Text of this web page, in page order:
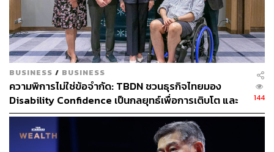
ทั้งนี้ KKP Research ยังเปิดเผยถึงแนวโน้มและปัจจัยเสี่ยง
ทางเศรษฐกิจที่ต้องจับตามองในปี 2565 คือ
แนวโน้มแรกคือ สถานการณ์โรคระบาดที่กระทบต่อระบบ
สาธารณสุขและเศรษฐกิจน่าจะค่อยๆ เปลี่ยนกลายเป็นโรค
ประจำถิ่น สัดส่วนของการฉีดวัคซีนที่เพิ่มสูงขึ้นทั้งในไทย
และต่างประเทศ ช่วยลดความรุนแรงของโรคและผลกระทบ
ของการระบาด ทำให้เศรษฐกิจเริ่มทยอยกลับสู่ภาวะปกติได้
มากขึ้น
BUSINESS / BUSINESS
ความพิการไม่ใช่ข้อจำกัด: TBDN ชวนธุรกิจไทยมอง
Disability Confidence เป็นกลยุทธ์เพื่อการเติบโต และ
อนาคตแรงงานไทย
144